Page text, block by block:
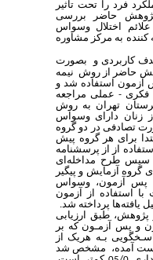
فرد را تحت تأثیر
حاضر بررسی
اختلال وسواس
کننده به مرکز مشاوره
کاربردی و بصورت
حاضر از روش نیمه
آزمون استفاده شد و
فکری - عملی مراجعه
تهران به روش
در دسترس 3 نفر از زنان دارای وسواس
تصادفی در دو گروه
برای هر گروه پیش
از از پرسشنامه
سپس طرح مداخله‌ای
آزمایش و پیگیر
پس آزمون، وسواس
استفاده از آزمون
یافته‌ها پرداخته شد.
پژوهش، طبق ارزیابی
و پس آزمـون که بر
بـه هریک از
دست آمده، مشخص شد